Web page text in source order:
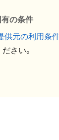
の条件
供元の利用条
さい。